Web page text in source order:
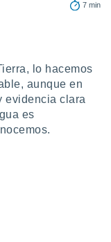
7 min
lo hacemos
aunque en
evidencia clara
es